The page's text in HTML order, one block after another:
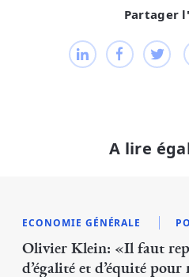
Partager
A lire
ECONOMIE GÉNÉRALE
Olivier Klein: «Il faut
d’égalité et d’équité